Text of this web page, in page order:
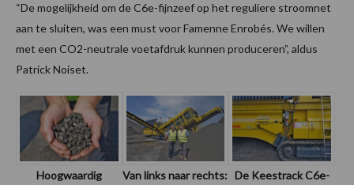
“De mogelijkheid om de C6e-fijnzeef op het reguliere stroomnet
aan te sluiten, was een must voor Famenne Enrobés. We willen
met een CO2-neutrale voetafdruk kunnen produceren”, aldus
Patrick Noiset.
Hoogwaardig
Van links naar rechts: De Keestrack C6e-